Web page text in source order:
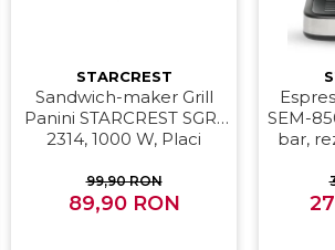
STARCREST
Sandwich-maker Grill
Panini STARCREST SGR-
2314, 1000 W, Placi
Deschidere 180°,
Suprafata de gatire 23 x
99,90 RON
89,90 RON
SEM-
bar,